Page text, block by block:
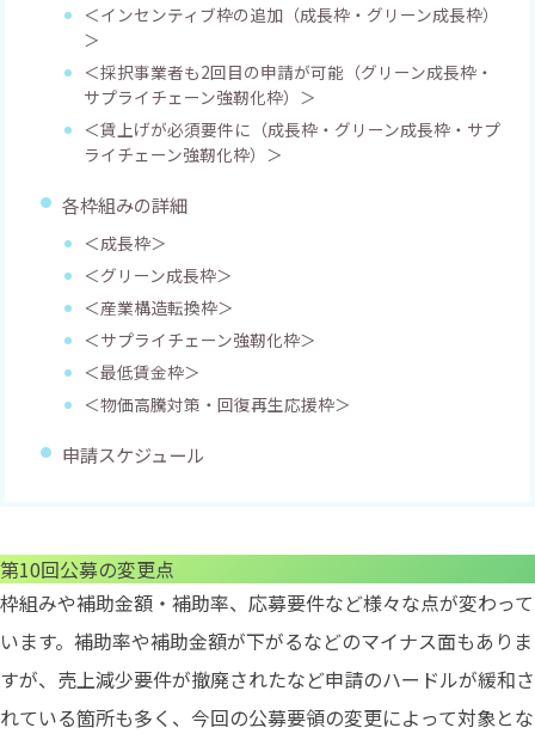
＜インセンティブ枠の追加（成長枠・グリーン成長枠）
＞
＜採択事業者も2回目の申請が可能（グリーン成長枠・
サプライチェーン強靭化枠）＞
＜賃上げが必須要件に（成長枠・グリーン成長枠・サプ
ライチェーン強靭化枠）＞
各枠組みの詳細
＜成長枠＞
＜グリーン成長枠＞
＜産業構造転換枠＞
＜サプライチェーン強靭化枠＞
＜最低賃金枠＞
＜物価高騰対策・回復再生応援枠＞
申請スケジュール
第10回公募の変更点
枠組みや補助金額・補助率、応募要件など様々な点が変わって
います。補助率や補助金額が下がるなどのマイナス面もありま
すが、売上減少要件が撤廃されたなど申請のハードルが緩和さ
れている箇所も多く、今回の公募要領の変更によって対象とな